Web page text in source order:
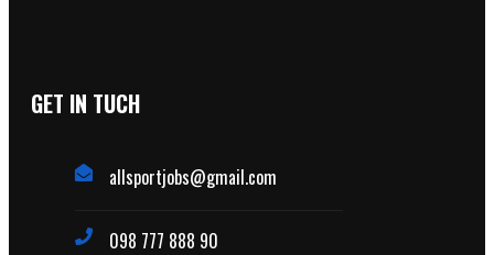
GET IN TUCH
allsportjobs@gmail.com
098 777 888 90